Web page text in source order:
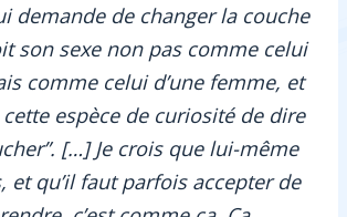
demande de changer la couche
son sexe non pas comme celui
comme celui d’une femme, et
espèce de curiosité de dire
[…] Je crois que lui-même
et qu’il faut parfois accepter de